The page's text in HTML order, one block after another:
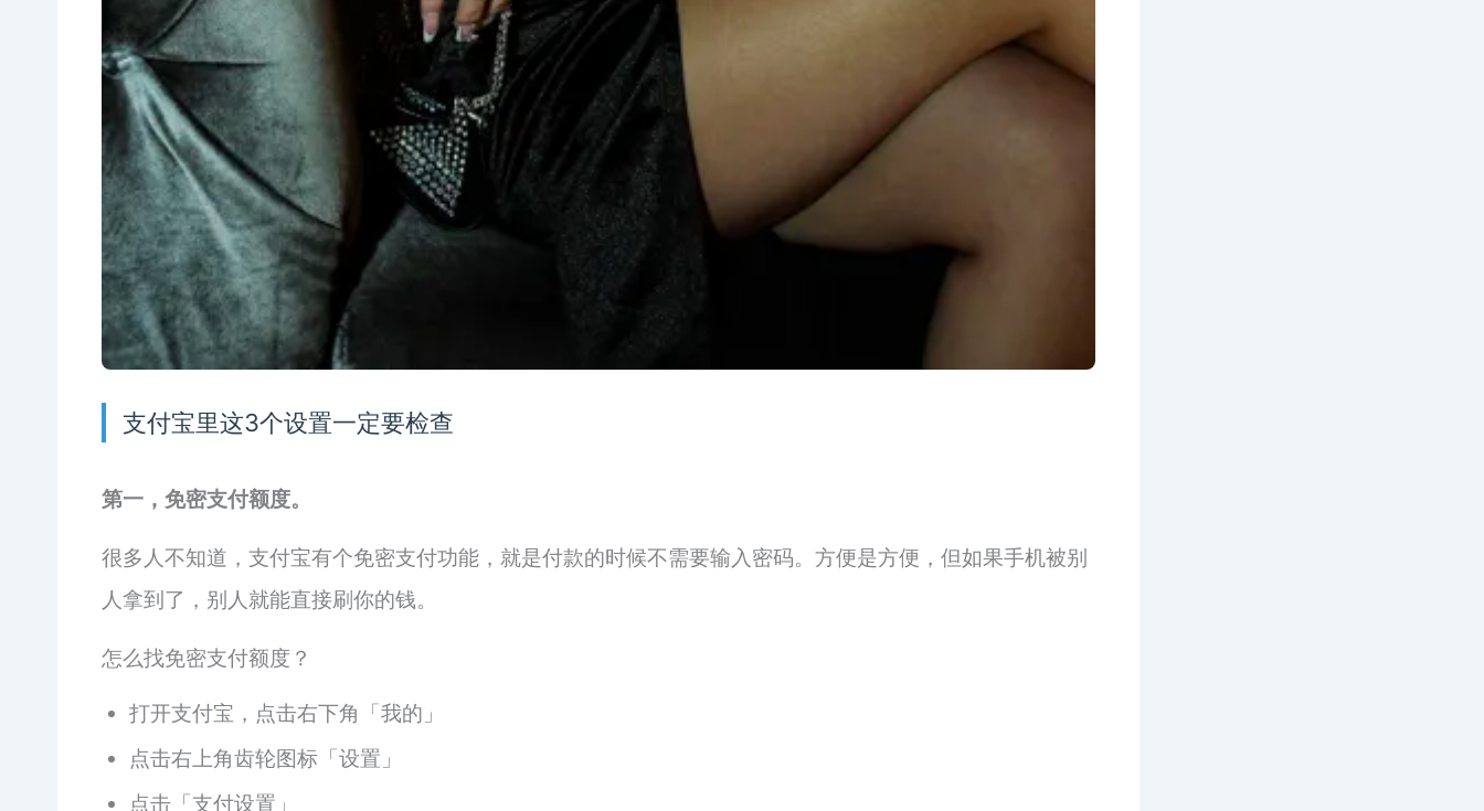
支付宝里这3个设置一定要检查
第一，免密支付额度。
很多人不知道，支付宝有个免密支付功能，就是付款的时候不需要输入密码。方便是方便，但如果手机被别
人拿到了，别人就能直接刷你的钱。
怎么找免密支付额度？
打开支付宝，点击右下角「我的」
点击右上角齿轮图标「设置」
点击「支付设置」